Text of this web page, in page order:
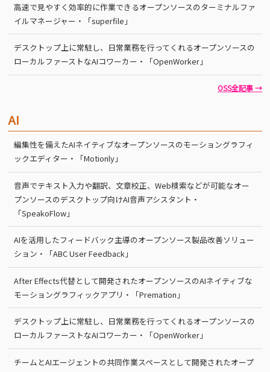
高速で見やすく効率的に作業できるオープンソースのターミナルファ
イルマネージャー・「superfile」
デスクトップ上に常駐し、日常業務を行ってくれるオープンソースの
ローカルファーストなAIコワーカー・「OpenWorker」
OSS全記事 →
AI
編集性を備えたAIネイティブなオープンソースのモーショングラフィ
ックエディター・「Motionly」
音声でテキスト入力や翻訳、文章校正、Web検索などが可能なオー
プンソースのデスクトップ向けAI音声アシスタント・
「SpeakoFlow」
AIを活用したフィードバック主導のオープンソース製品改善ソリュー
ション・「ABC User Feedback」
After Effects代替として開発されたオープンソースのAIネイティブな
モーショングラフィックアプリ・「Premation」
デスクトップ上に常駐し、日常業務を行ってくれるオープンソースの
ローカルファーストなAIコワーカー・「OpenWorker」
チームとAIエージェントの共同作業スペースとして開発されたオープ